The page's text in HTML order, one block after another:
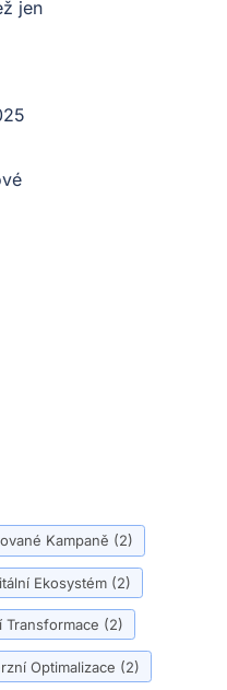
jen
Kampaně (2)
Ekosystém (2)
Transformace (2)
Optimalizace (2)